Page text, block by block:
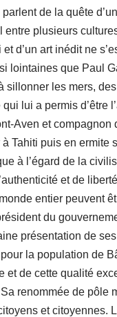
de la quête
entre plusieurs
d’un art inédit ne
lointaines que Paul
sillonner les mers,
lui a permis d’être
Aven et
Tahiti puis en
à l’égard de la
et de
entier peuvent
du
présentation de
la population de
et de cette qualité
renommée de pôle
et citoyennes.